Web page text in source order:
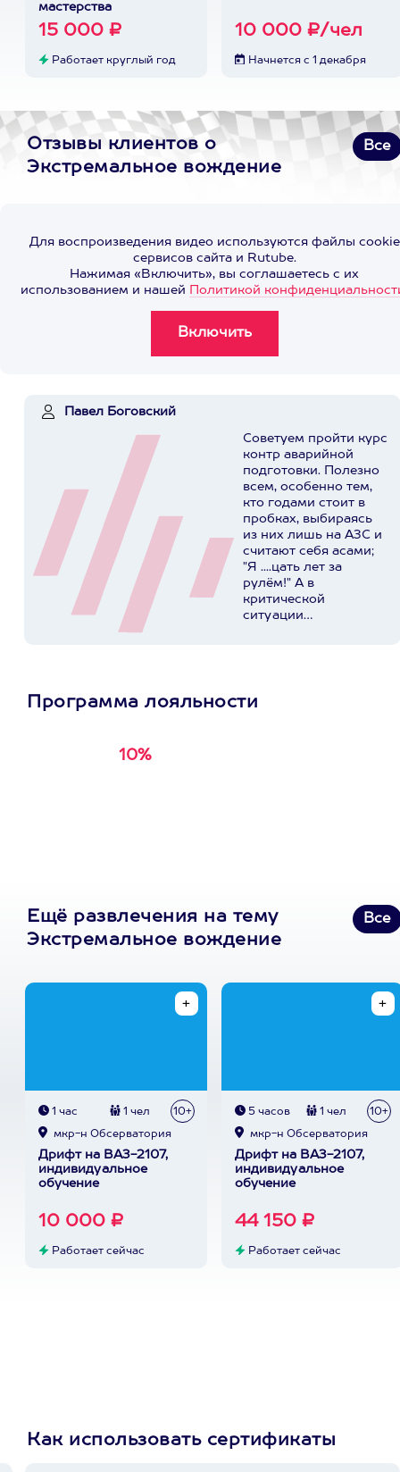
мастерства
15 000 ₽
Работает круглый год
10 000 ₽/чел
Начнется с 1 декабря
Отзывы клиентов о
Экстремальное вождение
Все
Для воспроизведения видео используются файлы cookie
сервисов сайта и Rutube.
Нажимая «Включить», вы соглашаетесь с их
использованием и нашей Политикой
Павел Боговский
Советуем пройти курс
контр аварийной
подготовки. Полезно
всем, особенно тем,
кто годами стоит в
пробках, выбираясь
из них лишь на АЗС и
считают себя асами;
"Я ....цать лет за
рулём!" А в
критической
ситуации
окружающих. У ребят
Программа лояльности
10%
Ещё развлечения на тему
Экстремальное вождение
Все
1 час 1 чел 10+
мкр-н Обсерватория
Дрифт на ВАЗ-2107,
индивидуальное
обучение
10 000 ₽
Работает сейчас
5 часов 1 чел 10+
мкр-н Обсерватория
Дрифт на ВАЗ-2107,
индивидуальное
обучение
44 150 ₽
Работает сейчас
Как использовать сертификаты